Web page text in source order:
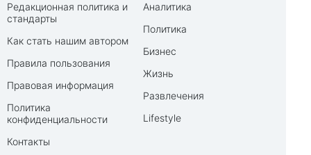
Редакционная политика и
стандарты
Как стать нашим автором
Правила пользования
Правовая информация
Политика
конфиденциальности
Контакты
Аналитика
Политика
Бизнес
Жизнь
Развлечения
Lifestyle